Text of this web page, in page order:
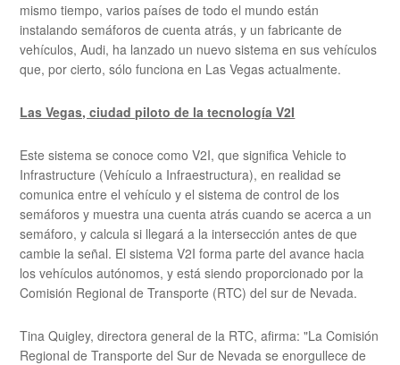
mismo tiempo, varios países de todo el mundo están
instalando semáforos de cuenta atrás, y un fabricante de
vehículos, Audi, ha lanzado un nuevo sistema en sus vehículos
que, por cierto, sólo funciona en Las Vegas actualmente.
Las Vegas, ciudad piloto de la tecnología V2I
Este sistema se conoce como V2I, que significa Vehicle to
Infrastructure (Vehículo a Infraestructura), en realidad se
comunica entre el vehículo y el sistema de control de los
semáforos y muestra una cuenta atrás cuando se acerca a un
semáforo, y calcula si llegará a la intersección antes de que
cambie la señal. El sistema V2I forma parte del avance hacia
los vehículos autónomos, y está siendo proporcionado por la
Comisión Regional de Transporte (RTC) del sur de Nevada.
Tina Quigley, directora general de la RTC, afirma: "La Comisión
Regional de Transporte del Sur de Nevada se enorgullece de